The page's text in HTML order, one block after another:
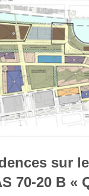
sur
70-20 B «